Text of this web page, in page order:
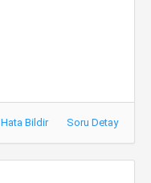
Hata Bildir Soru Detay